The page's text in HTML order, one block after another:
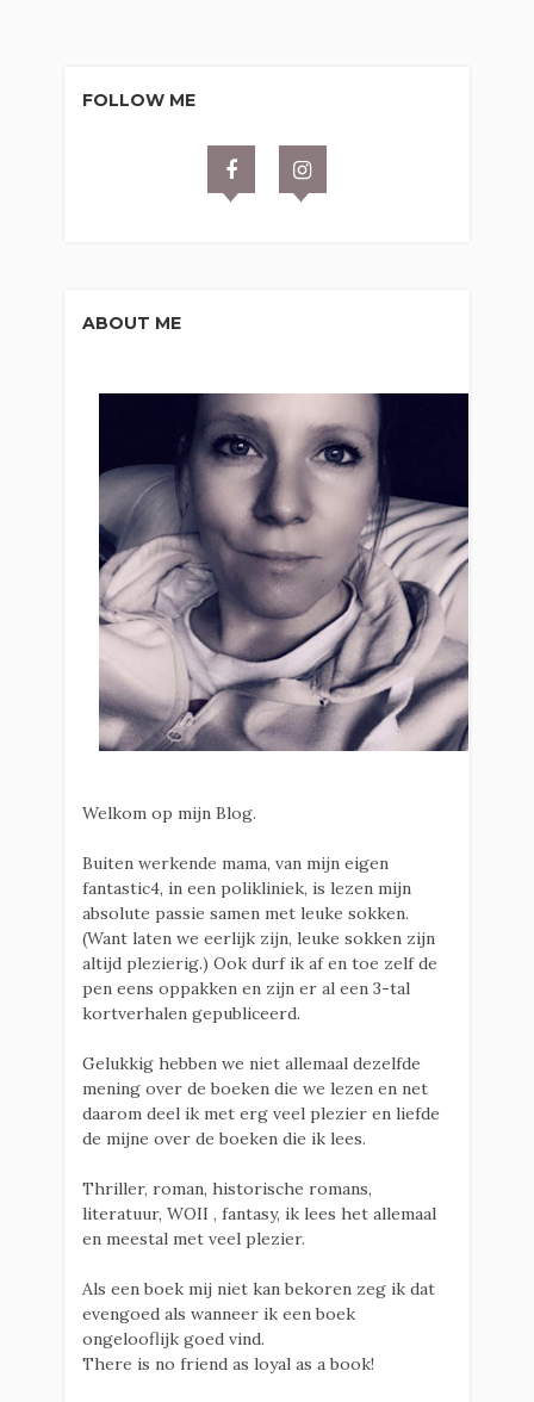
FOLLOW ME
ABOUT ME
Welkom op mijn Blog.
Buiten werkende mama, van mijn eigen
fantastic4, in een polikliniek, is lezen mijn
absolute passie samen met leuke sokken.
(Want laten we eerlijk zijn, leuke sokken zijn
altijd plezierig.) Ook durf ik af en toe zelf de
pen eens oppakken en zijn er al een 3-tal
kortverhalen gepubliceerd.
Gelukkig hebben we niet allemaal dezelfde
mening over de boeken die we lezen en net
daarom deel ik met erg veel plezier en liefde
de mijne over de boeken die ik lees.
Thriller, roman, historische romans,
literatuur, WOII , fantasy, ik lees het allemaal
en meestal met veel plezier.
Als een boek mij niet kan bekoren zeg ik dat
evengoed als wanneer ik een boek
ongelooflijk goed vind.
There is no friend as loyal as a book!